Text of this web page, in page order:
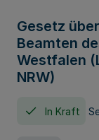
Gesetz
Beamten
Westfalen
NRW)
In Kraft